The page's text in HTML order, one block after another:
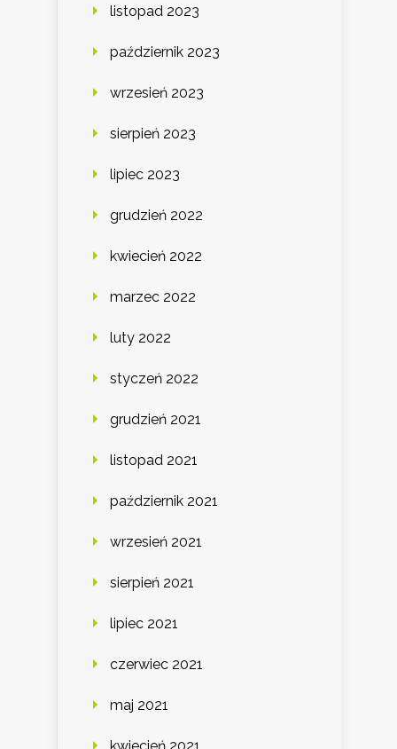
listopad 2023
październik 2023
wrzesień 2023
sierpień 2023
lipiec 2023
grudzień 2022
kwiecień 2022
marzec 2022
luty 2022
styczeń 2022
grudzień 2021
listopad 2021
październik 2021
wrzesień 2021
sierpień 2021
lipiec 2021
czerwiec 2021
maj 2021